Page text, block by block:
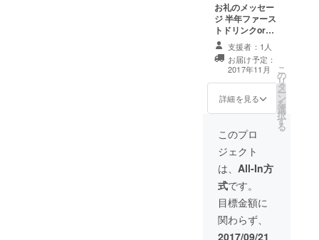
お礼のメッセー
ジ 半年ファース
トドリンクor
フード無料チ
ケット×1枚(両店
舗で使用可能) 三
ノ宮店一口オー
ナーカード(三ノ
宮店において、
ドリンク無料) お
店オリジナル
グッズ×2 +今後
発売されるオリ
ジナルグッズ選
べる12品
支援者：1人
お届け予定：
2017年11月
詳細を見る
こ
の
リ
タ
ー
ン
を
選
択
す
る
このプロ
ジェクト
は、 All-In方
式です。
目標金額に
関わらず、
2017/09/21